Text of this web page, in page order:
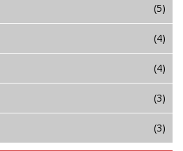
(5)
(4)
(4)
(3)
(3)